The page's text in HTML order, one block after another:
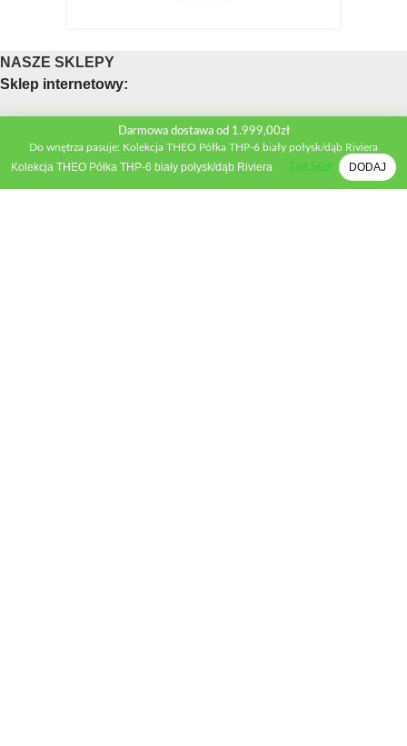
NASZE SKLEPY
Sklep internetowy:
Obsługa telefoniczna sklepu
Telefon:+48 533 312 041
Darmowa dostawa od 1.999,00zł
Do wnętrza pasuje: Kolekcja THEO Półka THP-6 biały połysk/dąb Riviera
Kolekcja THEO Półka THP-6 biały połysk/dąb Riviera 169,56zł DODAJ